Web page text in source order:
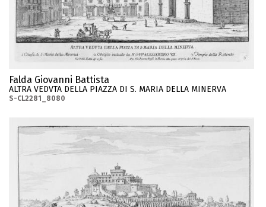
Falda Giovanni Battista
ALTRA VEDVTA DELLA PIAZZA DI S. MARIA DELLA MINERVA
S-CL2281_8080